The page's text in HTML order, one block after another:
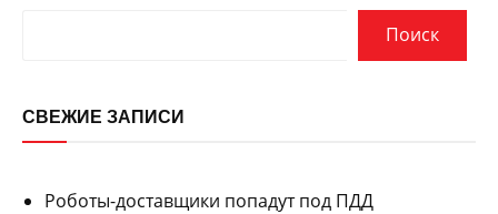
Поиск
СВЕЖИЕ ЗАПИСИ
Роботы-доставщики попадут под ПДД